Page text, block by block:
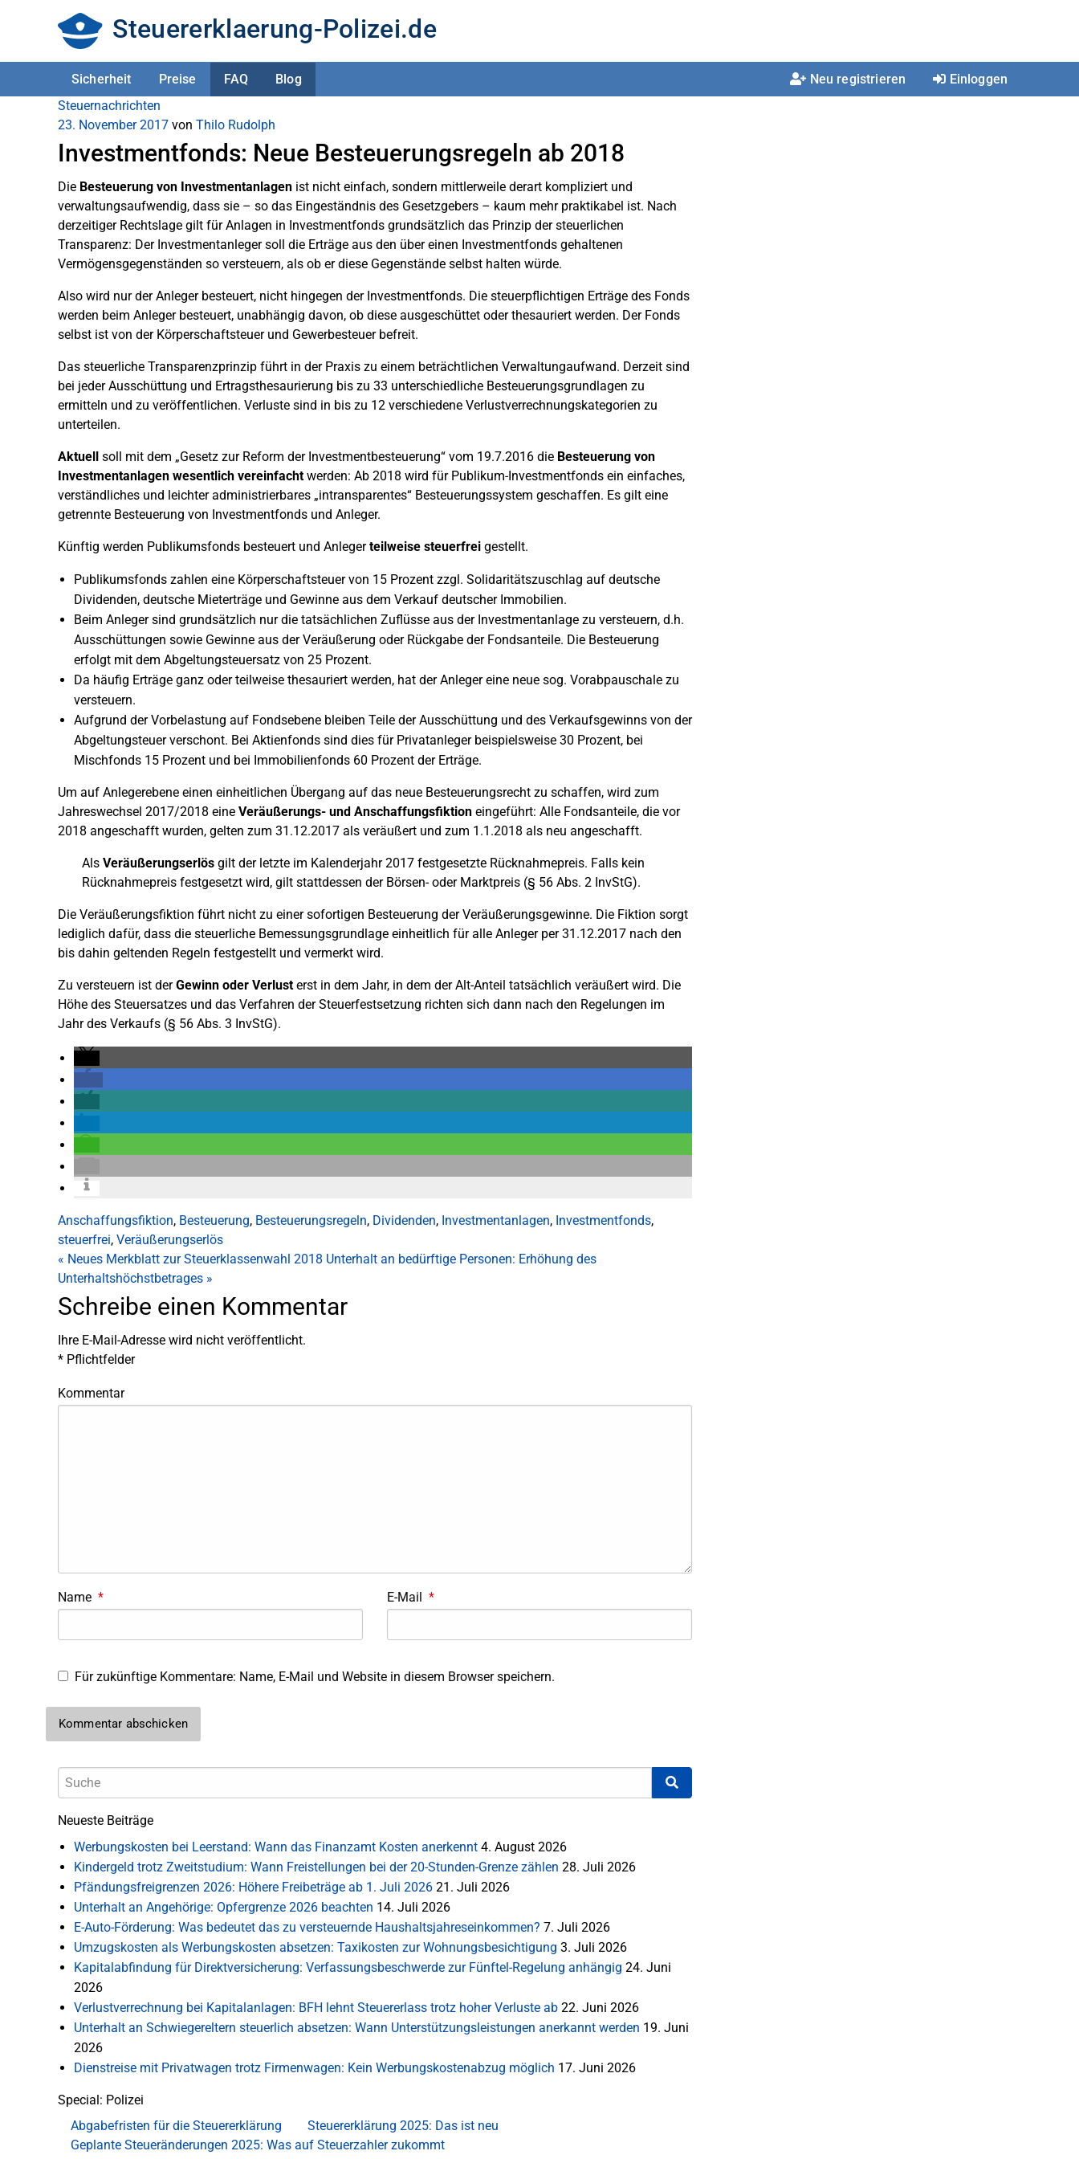
Steuererklaerung-Polizei.de
Sicherheit Preise FAQ Blog Neu registrieren
Einloggen
Steuernachrichten
23. November 2017 von Thilo Rudolph
Investmentfonds: Neue Besteuerungsregeln ab 2018
Die Besteuerung von Investmentanlagen ist nicht einfach, sondern mittlerweile derart kompliziert und
verwaltungsaufwendig, dass sie – so das Eingeständnis des Gesetzgebers – kaum mehr praktikabel ist. Nach
derzeitiger Rechtslage gilt für Anlagen in Investmentfonds grundsätzlich das Prinzip der steuerlichen
Transparenz: Der Investmentanleger soll die Erträge aus den über einen Investmentfonds gehaltenen
Vermögensgegenständen so versteuern, als ob er diese Gegenstände selbst halten würde.
Also wird nur der Anleger besteuert, nicht hingegen der Investmentfonds. Die steuerpflichtigen Erträge des Fonds
werden beim Anleger besteuert, unabhängig davon, ob diese ausgeschüttet oder thesauriert werden. Der Fonds
selbst ist von der Körperschaftsteuer und Gewerbesteuer befreit.
Das steuerliche Transparenzprinzip führt in der Praxis zu einem beträchtlichen Verwaltungaufwand. Derzeit sind
bei jeder Ausschüttung und Ertragsthesaurierung bis zu 33 unterschiedliche Besteuerungsgrundlagen zu
ermitteln und zu veröffentlichen. Verluste sind in bis zu 12 verschiedene Verlustverrechnungskategorien zu
unterteilen.
Aktuell soll mit dem „Gesetz zur Reform der Investmentbesteuerung“ vom 19.7.2016 die Besteuerung von
Investmentanlagen wesentlich vereinfachtwerden: Ab 2018 wird für Publikum-Investmentfonds ein einfaches,
verständliches und leichter administrierbares „intransparentes“ Besteuerungssystem geschaffen. Es gilt eine
getrennte Besteuerung von Investmentfonds und Anleger.
Künftig werden Publikumsfonds besteuert und Anlegerteilweise steuerfrei gestellt.
Publikumsfonds zahlen eine Körperschaftsteuer von 15 Prozent zzgl. Solidaritätszuschlag auf deutsche
Dividenden, deutsche Mieterträge und Gewinne aus dem Verkauf deutscher Immobilien.
Beim Anleger sind grundsätzlich nur die tatsächlichen Zuflüsse aus der Investmentanlage zu versteuern, d.h.
Ausschüttungen sowie Gewinne aus der Veräußerung oder Rückgabe der Fondsanteile. Die Besteuerung
erfolgt mit dem Abgeltungsteuersatz von 25 Prozent.
Da häufig Erträge ganz oder teilweise thesauriert werden, hat der Anleger eine neue sog. Vorabpauschale zu
versteuern.
Aufgrund der Vorbelastung auf Fondsebene bleiben Teile der Ausschüttung und des Verkaufsgewinns von der
Abgeltungsteuer verschont. Bei Aktienfonds sind dies für Privatanleger beispielsweise 30 Prozent, bei
Mischfonds 15 Prozent und bei Immobilienfonds 60 Prozent der Erträge.
Um auf Anlegerebene einen einheitlichen Übergang auf das neue Besteuerungsrecht zu schaffen, wird zum
Jahreswechsel 2017/2018 eine Veräußerungs- und Anschaffungsfiktion eingeführt: Alle Fondsanteile, die vor
2018 angeschafft wurden, gelten zum 31.12.2017 als veräußert und zum 1.1.2018 als neu angeschafft.
Als Veräußerungserlös gilt der letzte im Kalenderjahr 2017 festgesetzte Rücknahmepreis. Falls kein
Rücknahmepreis festgesetzt wird, gilt stattdessen der Börsen- oder Marktpreis (§ 56 Abs. 2 InvStG).
Die Veräußerungsfiktion führt nicht zu einer sofortigen Besteuerung der Veräußerungsgewinne. Die Fiktion sorgt
lediglich dafür, dass die steuerliche Bemessungsgrundlage einheitlich für alle Anleger per 31.12.2017 nach den
bis dahin geltenden Regeln festgestellt und vermerkt wird.
Zu versteuern ist derGewinn oder Verlusterst in dem Jahr, in dem der Alt-Anteil tatsächlich veräußert wird. Die
Höhe des Steuersatzes und das Verfahren der Steuerfestsetzung richten sich dann nach den Regelungen im
Jahr des Verkaufs (§ 56 Abs. 3 InvStG).
Anschaffungsfiktion, Besteuerung, Besteuerungsregeln, Dividenden, Investmentanlagen, Investmentfonds,
steuerfrei, Veräußerungserlös
« Neues Merkblatt zur Steuerklassenwahl 2018 Unterhalt an bedürftige Personen: Erhöhung des
Unterhaltshöchstbetrages »
Schreibe einen Kommentar
Ihre E-Mail-Adresse wird nicht veröffentlicht.
* Pflichtfelder
Kommentar
Name * E-Mail *
Für zukünftige Kommentare: Name, E-Mail und Website in diesem Browser speichern.
Neueste Beiträge
Werbungskosten bei Leerstand: Wann das Finanzamt Kosten anerkennt 4. August 2026
Kindergeld trotz Zweitstudium: Wann Freistellungen bei der 20-Stunden-Grenze zählen 28. Juli 2026
Pfändungsfreigrenzen 2026: Höhere Freibeträge ab 1. Juli 2026 21. Juli 2026
Unterhalt an Angehörige: Opfergrenze 2026 beachten 14. Juli 2026
E-Auto-Förderung: Was bedeutet das zu versteuernde Haushaltsjahreseinkommen? 7. Juli 2026
Umzugskosten als Werbungskosten absetzen: Taxikosten zur Wohnungsbesichtigung 3. Juli 2026
Kapitalabfindung für Direktversicherung: Verfassungsbeschwerde zur Fünftel-Regelung anhängig 24. Juni
2026
Verlustverrechnung bei Kapitalanlagen: BFH lehnt Steuererlass trotz hoher Verluste ab 22. Juni 2026
Unterhalt an Schwiegereltern steuerlich absetzen: Wann Unterstützungsleistungen anerkannt werden 19. Juni
2026
Dienstreise mit Privatwagen trotz Firmenwagen: Kein Werbungskostenabzug möglich 17. Juni 2026
Special: Polizei
Abgabefristen für die Steuererklärung
Steuererklärung 2025: Das ist neu
Geplante Steueränderungen 2025: Was auf Steuerzahler zukommt